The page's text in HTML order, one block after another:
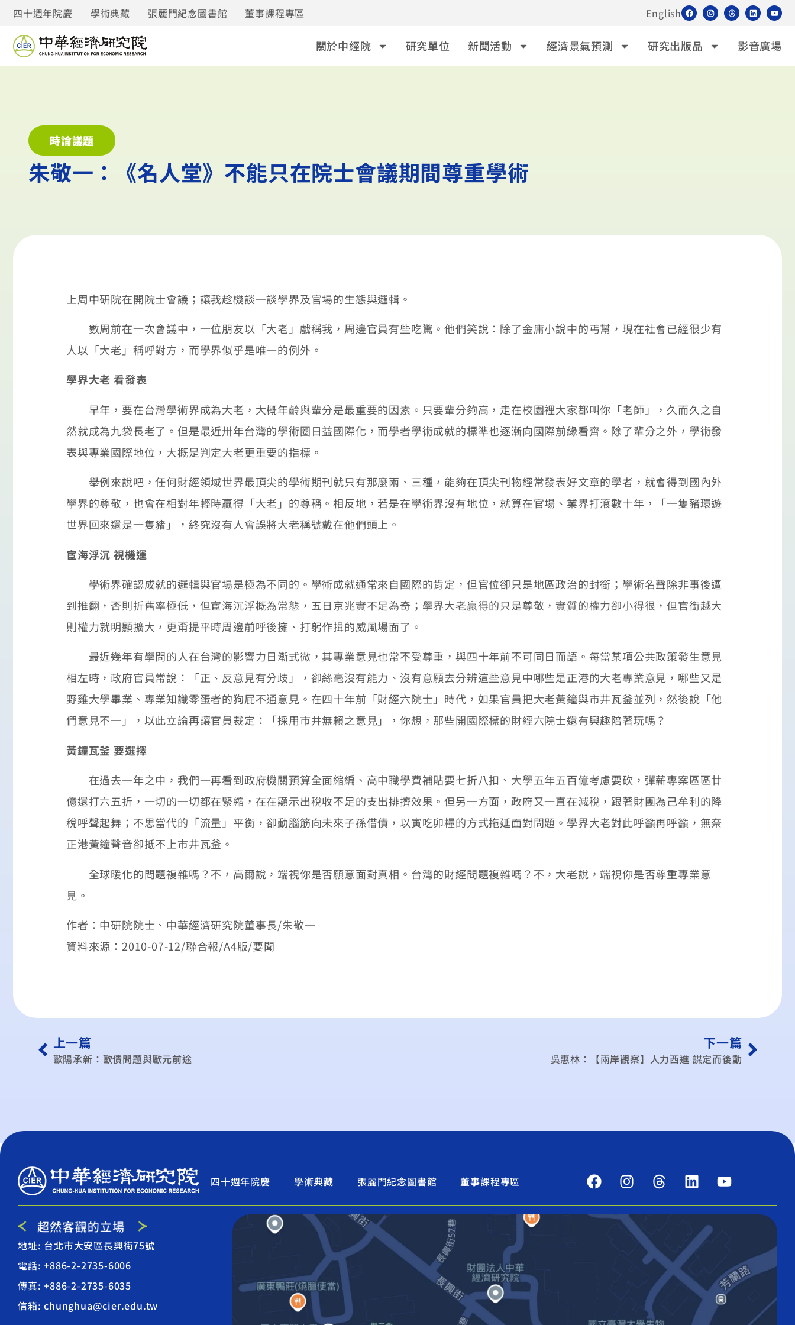
四十週年院慶 學術典藏 張麗門紀念圖書館 董事課程專區 English
關於中經院 研究單位 新聞活動 經濟景氣預測 研究出版品 影音廣場
時論議題
朱敬一：《名人堂》不能只在院士會議期間尊重學術
上周中研院在開院士會議；讓我趁機談一談學界及官場的生態與邏輯。
數周前在一次會議中，一位朋友以「大老」戲稱我，周邊官員有些吃驚。他們笑說：除了金庸小說中的丐幫，現在社會已經很少有
人以「大老」稱呼對方，而學界似乎是唯一的例外。
學界大老 看發表
早年，要在台灣學術界成為大老，大概年齡與輩分是最重要的因素。只要輩分夠高，走在校園裡大家都叫你「老師」，久而久之自
然就成為九袋長老了。但是最近卅年台灣的學術圈日益國際化，而學者學術成就的標準也逐漸向國際前緣看齊。除了輩分之外，學術發
表與專業國際地位，大概是判定大老更重要的指標。
舉例來說吧，任何財經領域世界最頂尖的學術期刊就只有那麼兩、三種，能夠在頂尖刊物經常發表好文章的學者，就會得到國內外
學界的尊敬，也會在相對年輕時贏得「大老」的尊稱。相反地，若是在學術界沒有地位，就算在官場、業界打滾數十年，「一隻豬環遊
世界回來還是一隻豬」，終究沒有人會誤將大老稱號戴在他們頭上。
宦海浮沉 視機運
學術界確認成就的邏輯與官場是極為不同的。學術成就通常來自國際的肯定，但官位卻只是地區政治的封銜；學術名聲除非事後遭
到推翻，否則折舊率極低，但宦海沉浮概為常態，五日京兆實不足為奇；學界大老贏得的只是尊敬，實質的權力卻小得很，但官銜越大
則權力就明顯擴大，更甭提平時周邊前呼後擁、打躬作揖的威風場面了。
最近幾年有學問的人在台灣的影響力日漸式微，其專業意見也常不受尊重，與四十年前不可同日而語。每當某項公共政策發生意見
相左時，政府官員常說：「正、反意見有分歧」，卻絲毫沒有能力、沒有意願去分辨這些意見中哪些是正港的大老專業意見，哪些又是
野雞大學畢業、專業知識零蛋者的狗屁不通意見。在四十年前「財經六院士」時代，如果官員把大老黃鐘與市井瓦釜並列，然後說「他
們意見不一」，以此立論再讓官員裁定：「採用市井無賴之意見」，你想，那些開國際標的財經六院士還有興趣陪著玩嗎？
黃鐘瓦釜 要選擇
在過去一年之中，我們一再看到政府機關預算全面縮編、高中職學費補貼要七折八扣、大學五年五百億考慮要砍，彈薪專案區區廿
億還打六五折，一切的一切都在緊縮，在在顯示出稅收不足的支出排擠效果。但另一方面，政府又一直在減稅，跟著財團為己牟利的降
稅呼聲起舞；不思當代的「流量」平衡，卻動腦筋向未來子孫借債，以寅吃卯糧的方式拖延面對問題。學界大老對此呼籲再呼籲，無奈
正港黃鐘聲音卻抵不上市井瓦釜。
全球暖化的問題複雜嗎？不，高爾說，端視你是否願意面對真相。台灣的財經問題複雜嗎？不，大老說，端視你是否尊重專業意
見。
作者：中研院院士、中華經濟研究院董事長/朱敬一
資料來源：2010-07-12/聯合報/A4版/要聞
上一篇
歐陽承新：歐債問題與歐元前途
下一篇
吳惠林：【兩岸觀察】人力西進 謀定而後動
四十週年院慶 學術典藏 張麗門紀念圖書館 董事課程專區
地址: 台北市大安區長興街75號
電話: +886-2-2735-6006
傳真: +886-2-2735-6035
信箱: chunghua@cier.edu.tw